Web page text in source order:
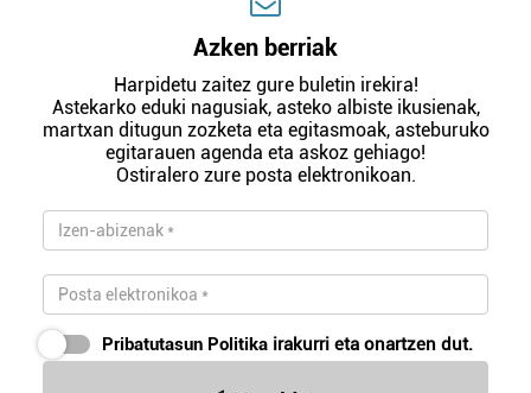
Azken berriak
Harpidetu zaitez gure buletin irekira!
Astekarko eduki nagusiak, asteko albiste ikusienak,
martxan ditugun zozketa eta egitasmoak, asteburuko
egitarauen agenda eta askoz gehiago!
Ostiralero zure posta elektronikoan.
Pribatutasun Politika irakurri eta onartzen dut.